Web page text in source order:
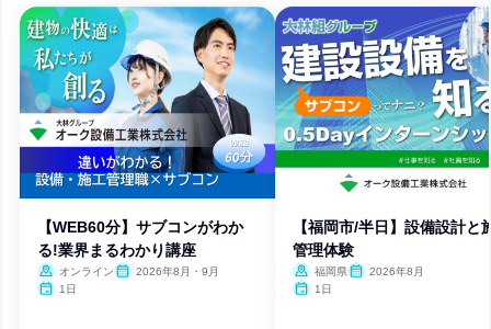
【WEB60分】サブコンがわか
る!業界まるわかり講座
オンライン
2026年8月・9月
1日
【福岡市/半日】設備設計と
管理体験
福岡県
2026年8月
1日